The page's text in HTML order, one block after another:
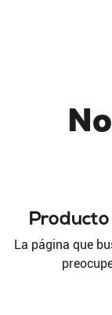
La página que